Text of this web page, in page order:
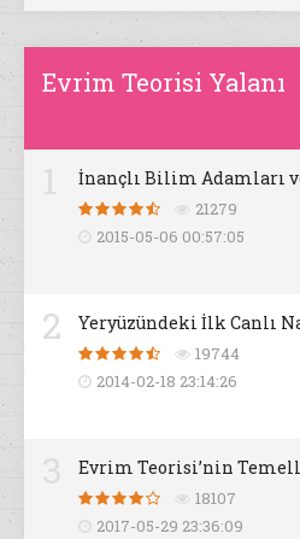
Evrim Teorisi Yalanı
İnançlı Bilim Adamları
21279
2015-05-06 00:57:05
2 Yeryüzündeki İlk Canlı
19744
2014-02-18 23:14:26
Evrim Teorisi’nin
18107
2017-05-29 23:36:09